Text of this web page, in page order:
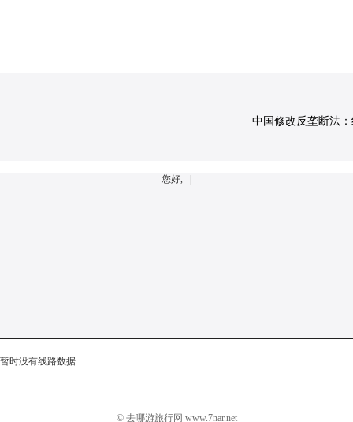
中国修改反垄断法
您好, |
暂时没有线路数据
© 去哪游旅行网 www.7nar.net